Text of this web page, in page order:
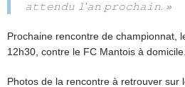
𝚊𝚝𝚝𝚎𝚗𝚍𝚞 𝚕’𝚊𝚗 𝚙𝚛𝚘𝚌𝚑𝚊𝚒𝚗. »
Prochaine rencontre de championnat,
12h30, contre le FC Mantois à domicile.
Photos de la rencontre à retrouver sur